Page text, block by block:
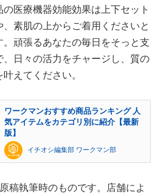
医療機器効能効果は上下セット
素肌の上からご着用くださいと
頑張るあなたの毎日をそっと支
、日々の活力をチャージし、質の
えてください。
ワークマンおすすめ商品ランキング 人
気アイテムをカテゴリ別に紹介【最新
版】
イチオシ編集部 ワークマン部
稿執筆時のものです。店舗によ